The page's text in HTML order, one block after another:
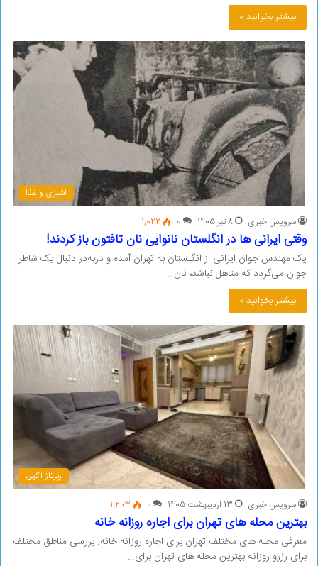
بیشتر بخوانید »
آشپزی و غذا
سرویس خبری 8 تیر 1405 0
1,022
وقتی ایرانی ها در انگلستان نانوایی نان تافتون باز کردند!
یک مهندس جوان ایرانی از انگلستان به تهران آمده و در‌به‌در دنبال یک شاطر
جوان می‌گردد که متاهل نباشد، نان…
بیشتر بخوانید »
رپرتاژ آگهی
سرویس خبری 13 اردیبهشت 1405 0
1,203
بهترین محله های تهران برای اجاره روزانه خانه
معرفی محله های مختلف تهران برای اجاره روزانه خانه. بررسی مناطق مختلف
برای رزرو روزانه بهترین محله های تهران برای…